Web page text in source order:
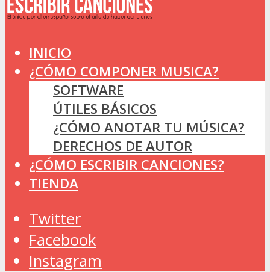
INICIO
¿CÓMO COMPONER MUSICA?
SOFTWARE
ÚTILES BÁSICOS
¿CÓMO ANOTAR TU MÚSICA?
DERECHOS DE AUTOR
¿CÓMO ESCRIBIR CANCIONES?
TIENDA
Twitter
Facebook
Instagram